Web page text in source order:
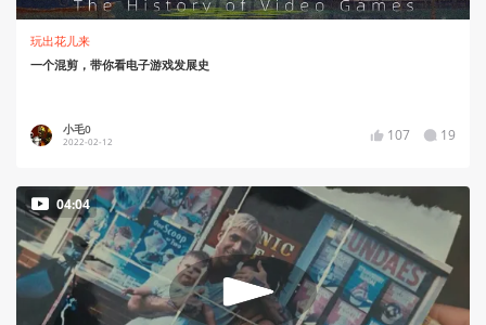
玩出花儿来
一个混剪，带你看电子游戏发展史
小毛0
2022-02-12 107 19
04:04